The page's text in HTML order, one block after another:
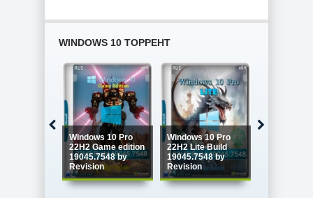
WINDOWS 10 ТОРРЕНТ
Windows 10 Pro
22H2 Game edition
19045.7548 by
Revision
Windows 10 Pro
22H2 Lite Build
19045.7548 by
Revision